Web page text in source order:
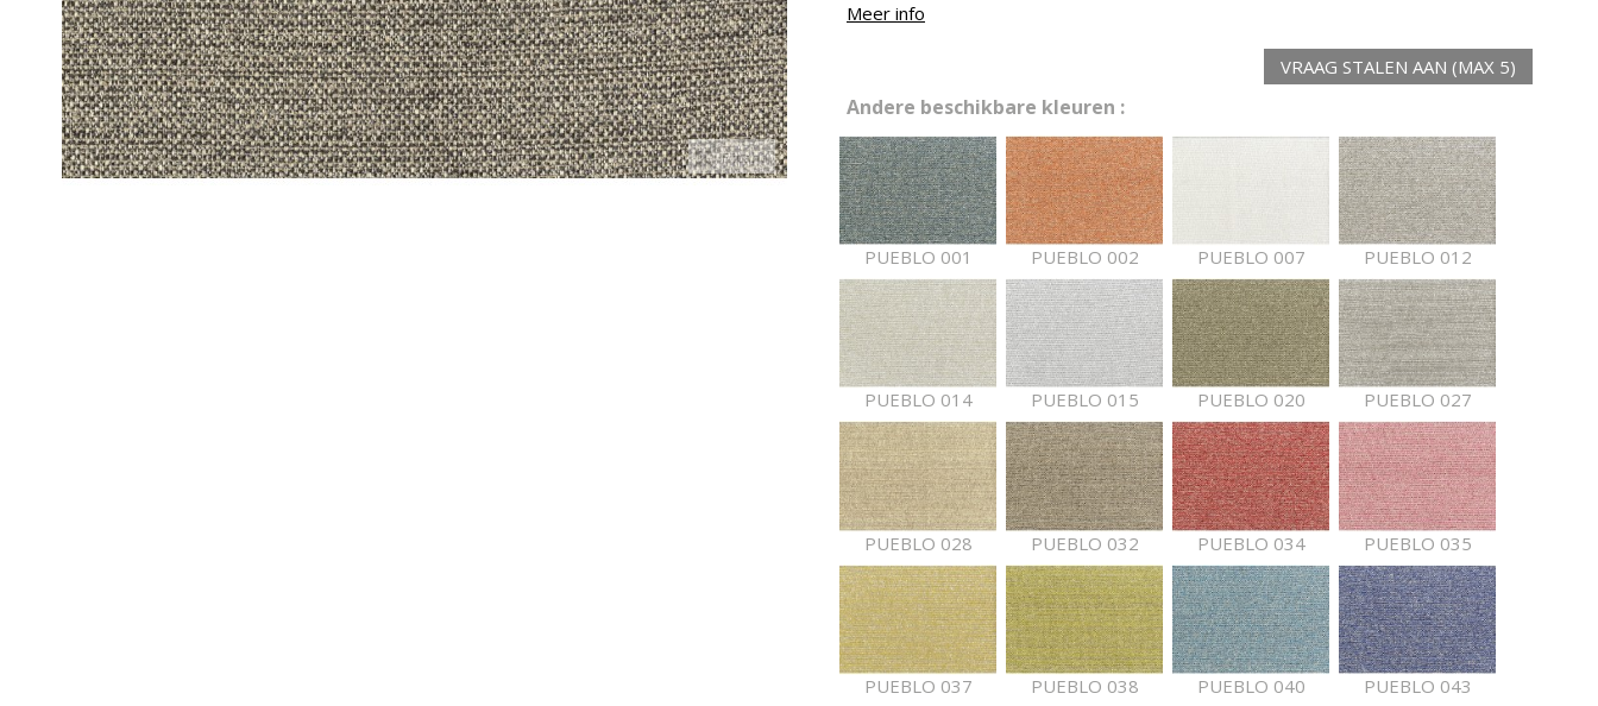
Expand
Meer info
VRAAG STALEN AAN (MAX 5)
Andere beschikbare kleuren :
PUEBLO 001 PUEBLO 002 PUEBLO 007 PUEBLO 012
PUEBLO 014 PUEBLO 015 PUEBLO 020 PUEBLO 027
PUEBLO 028 PUEBLO 032 PUEBLO 034 PUEBLO 035
PUEBLO 037 PUEBLO 038 PUEBLO 040 PUEBLO 043